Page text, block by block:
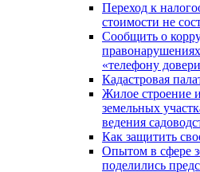
Переход к
стоимости не
Сообщить о
«телефону
Кадастровая
Жилое строение
земельных
ведения
Как защитить
Опытом в сфере
поделились